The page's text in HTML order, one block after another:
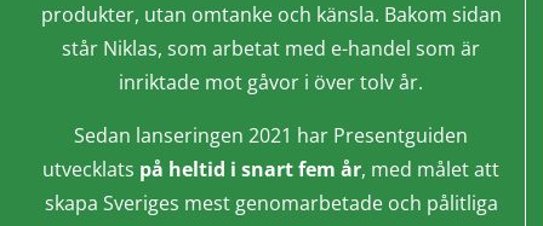
produkter, utan omtanke och känsla. Bakom sidan
står Niklas, som arbetat med e-handel som är
inriktade mot gåvor i över tolv år.
Sedan lanseringen 2021 har Presentguiden
utvecklats på heltid i snart fem år, med målet att
skapa Sveriges mest genomarbetade och pålitliga